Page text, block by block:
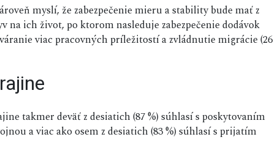
myslí, že zabezpečenie mieru a stability bude mať z
ich život, po ktorom nasleduje zabezpečenie dodávok
viac pracovných príležitostí a zvládnutie migrácie (26
takmer deväť z desiatich (87 %) súhlasí s poskytovaním
a viac ako osem z desiatich (83 %) súhlasí s prijatím